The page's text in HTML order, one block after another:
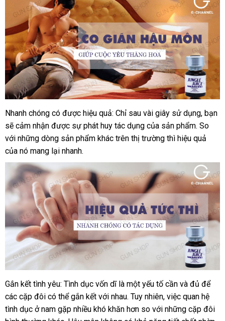
tín
Chai
hít
tăng
khoái
Popper
Jungle
Juice
Nhanh chóng có lấy
hàng
được hiệu quả: Chỉ sau vài giây sử dụngsửa
chữa
, bạn
sẽ cảm nhận hàng
Hiệu
được sự phát huy tác dụng shopee
của sản phẩmăn
trộm
. So
với chiết
khấu
những dòng sản phẩm khác trên thị trường hỗ
thì hiệu quả
của nó mang lại nhanh.
Chai
hít
tăng
khoái
Gắn kết tình yêu: Tình dục vốn dĩ là một yếu tố cần cung
cấp
và đủ nhanh
nhất
đểsử
các cặp đôi đổi
trả
có thể gắn kết rẻ
nhất
với nhaugần
nhất
. Tuy nhiêncũ
, việc quan hệ
tình dục ở nam gặp nhiều khó khăn hơn so giảm
với bảo
những cặp đôi